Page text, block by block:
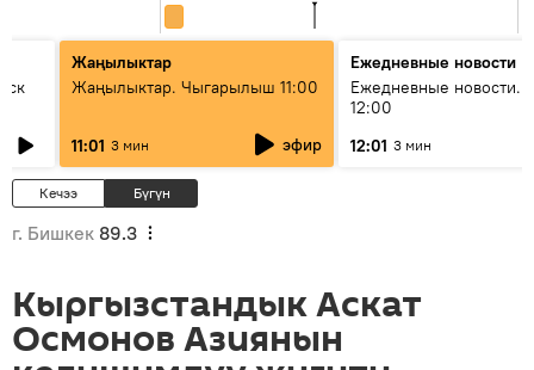
Жаңылыктар
Жаңылыктар. Чыгарылыш 11:00
11:01 3 мин эфир
Ежедневные новости
Ежедневные новости.
12:00
12:01 3 мин
Кечээ Бүгүн
г. Бишкек 89.3
Кыргызстандык Аскат
Осмонов Азиянын